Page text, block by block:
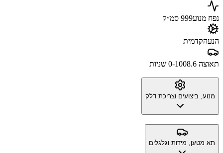
נפח מנוע999 סמ״ק
הנעהקדמית
תאוצה 0-100 8.6 שניות
מנוע, ביצועים וצריכת דלק
תא מטען, מידות וגלגלים